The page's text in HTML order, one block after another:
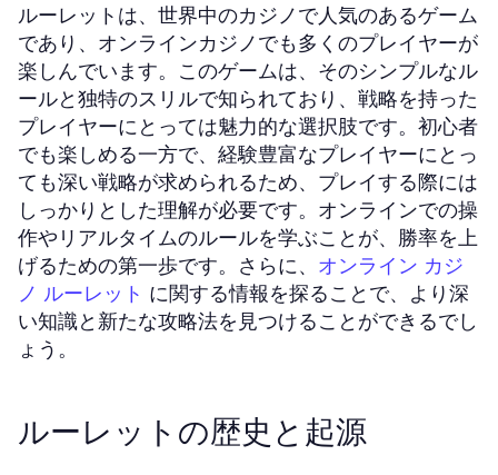
ルーレットは、世界中のカジノで人気のあるゲーム
であり、オンラインカジノでも多くのプレイヤーが
楽しんでいます。このゲームは、そのシンプルなル
ールと独特のスリルで知られており、戦略を持った
プレイヤーにとっては魅力的な選択肢です。初心者
でも楽しめる一方で、経験豊富なプレイヤーにとっ
ても深い戦略が求められるため、プレイする際には
しっかりとした理解が必要です。オンラインでの操
作やリアルタイムのルールを学ぶことが、勝率を上
げるための第一歩です。さらに、
オンライン カジ
ノ ルーレット に関する情報を探ることで、より深
い知識と新たな攻略法を見つけることができるでし
ょう。
ルーレットの歴史と起源